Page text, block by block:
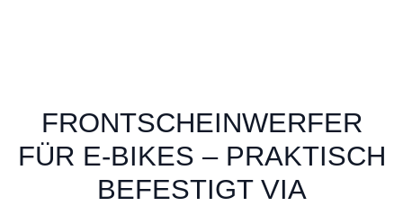
FRONTSCHEINWERFER
FÜR E-BIKES – PRAKTISCH
BEFESTIGT VIA